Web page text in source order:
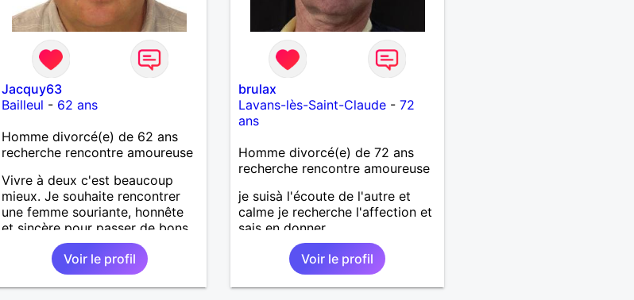
Jacquy63
Bailleul - 62 ans
Homme divorcé(e) de 62 ans
recherche rencontre amoureuse
Vivre à deux c'est beaucoup
mieux. Je souhaite rencontrer
une femme souriante, honnête
et sincère pour passer de bons
moments, qui aime plaisanter, se
balader et partager, je le
souhaite, notre complicité.
J'aime beaucoup les chantiers
Voir le profil
brulax
Lavans-lès-Saint-Claude -72
ans
Homme divorcé(e) de 72 ans
recherche rencontre amoureuse
je suisà l'écoute de l'autre et
calme je recherche l'affection et
sais en donner
Voir le profil